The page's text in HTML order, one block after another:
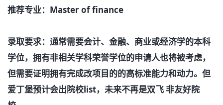
推荐专业：Master of finance
录取要求：通常需要会计、金融、商业或经济学的本科
学位，拥有非相关学科荣誉学位的申请人也将被考虑，
但需要证明拥有完成改项目的的高标准能力和动力。但
爱丁堡预计会出院校list，未来不再是双飞 非友好院